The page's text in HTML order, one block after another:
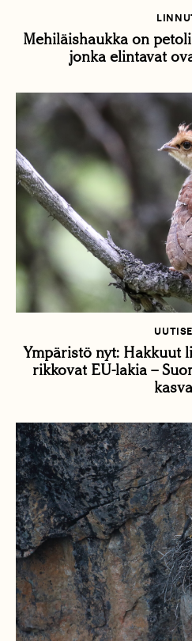
Mehiläishaukka on
jonka elintavat
Ympäristö nyt: Hakkuut
rikkovat EU-lakia –